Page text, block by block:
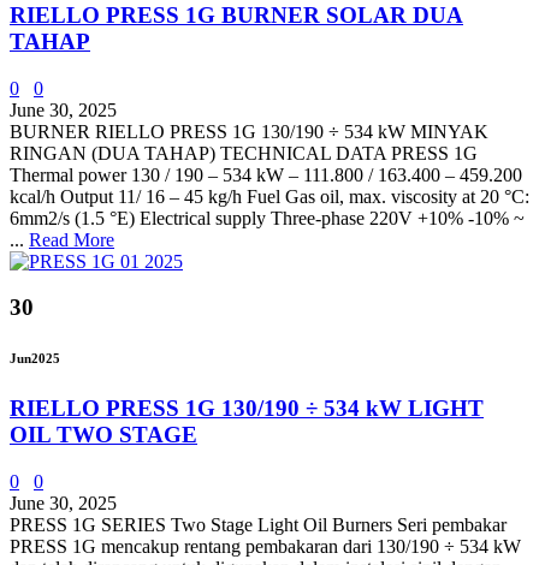
RIELLO PRESS 1G BURNER SOLAR DUA
TAHAP
0
0
June 30, 2025
BURNER RIELLO PRESS 1G 130/190 ÷ 534 kW MINYAK
RINGAN (DUA TAHAP) TECHNICAL DATA PRESS 1G
Thermal power 130 / 190 – 534 kW – 111.800 / 163.400 – 459.200
kcal/h Output 11/ 16 – 45 kg/h Fuel Gas oil, max. viscosity at 20 °C:
6mm2/s (1.5 °E) Electrical supply Three-phase 220V +10% -10% ~
... Read More
30
Jun2025
RIELLO PRESS 1G 130/190 ÷ 534 kW LIGHT
OIL TWO STAGE
0
0
June 30, 2025
PRESS 1G SERIES Two Stage Light Oil Burners Seri pembakar
PRESS 1G mencakup rentang pembakaran dari 130/190 ÷ 534 kW